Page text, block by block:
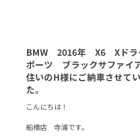
TUCとは？
納車blog
BMW 2016年 X6 Xドラ
ポーツ ブラックサファイ
住いのH様にご納車させて
た。
こんにちは！
船橋店 寺浦です。